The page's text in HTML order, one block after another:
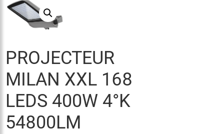
PROJECTEUR
MILAN XXL 168
LEDS 400W 4°K
54800LM